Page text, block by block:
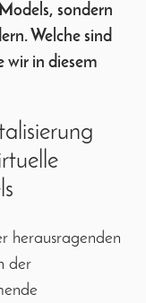
sondern
Welche sind
wir in diesem
herausragenden
der